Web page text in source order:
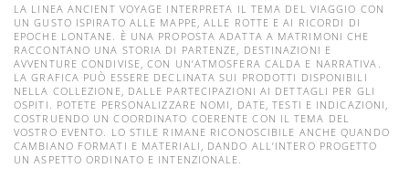
LA LINEA ANCIENT VOYAGE INTERPRETA IL TEMA DEL VIAGGIO CON
UN GUSTO ISPIRATO ALLE MAPPE, ALLE ROTTE E AI RICORDI DI
EPOCHE LONTANE. È UNA PROPOSTA ADATTA A MATRIMONI CHE
RACCONTANO UNA STORIA DI PARTENZE, DESTINAZIONI E
AVVENTURE CONDIVISE, CON UN’ATMOSFERA CALDA E NARRATIVA.
LA GRAFICA PUÒ ESSERE DECLINATA SUI PRODOTTI DISPONIBILI
NELLA COLLEZIONE, DALLE PARTECIPAZIONI AI DETTAGLI PER GLI
OSPITI. POTETE PERSONALIZZARE NOMI, DATE, TESTI E INDICAZIONI,
COSTRUENDO UN COORDINATO COERENTE CON IL TEMA DEL
VOSTRO EVENTO. LO STILE RIMANE RICONOSCIBILE ANCHE QUANDO
CAMBIANO FORMATI E MATERIALI, DANDO ALL’INTERO PROGETTO
UN ASPETTO ORDINATO E INTENZIONALE.